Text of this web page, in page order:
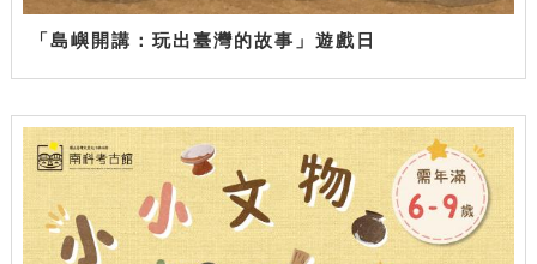
「島嶼開講：玩出臺灣的故事」遊戲日